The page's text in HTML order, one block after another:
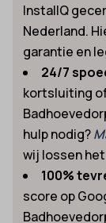
InstallQ
Nederland.
garantie en
24/7
kortsluiting
hulp nodig?
wij lossen
100%
score op